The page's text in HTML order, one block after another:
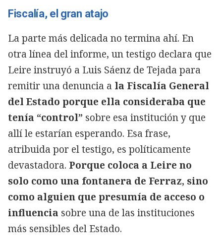
Fiscalía, el gran atajo
La parte más delicada no termina ahí. En
otra línea del informe, un testigo declara que
Leire instruyó a Luis Sáenz de Tejada para
remitir una denuncia a la Fiscalía General
del Estado porque ella consideraba que
tenía “control” sobre esa institución y que
allí le estarían esperando. Esa frase,
atribuida por el testigo, es políticamente
devastadora. Porque coloca a Leire no
solo como una fontanera de Ferraz, sino
como alguien que presumía de acceso o
influencia sobre una de las instituciones
más sensibles del Estado.